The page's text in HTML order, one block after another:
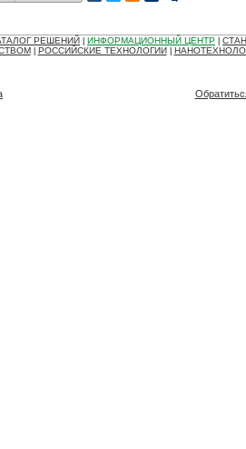
РЕШЕНИЙ ИНФОРМАЦИОННЫЙ ЦЕНТР
РОССИЙСКИЕ ТЕХНОЛОГИИ